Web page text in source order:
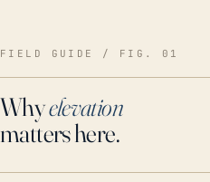
FIELD GUIDE / FIG. 01
Whyelevation
matters here.